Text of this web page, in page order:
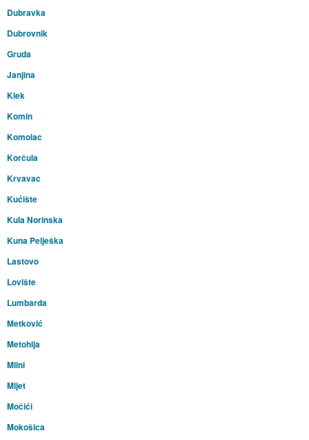
Dubravka
Dubrovnik
Gruda
Janjina
Klek
Komin
Komolac
Korčula
Krvavac
Kućište
Kula Norinska
Kuna Pelješka
Lastovo
Lovište
Lumbarda
Metković
Metohija
Mlini
Mljet
Močići
Mokošica